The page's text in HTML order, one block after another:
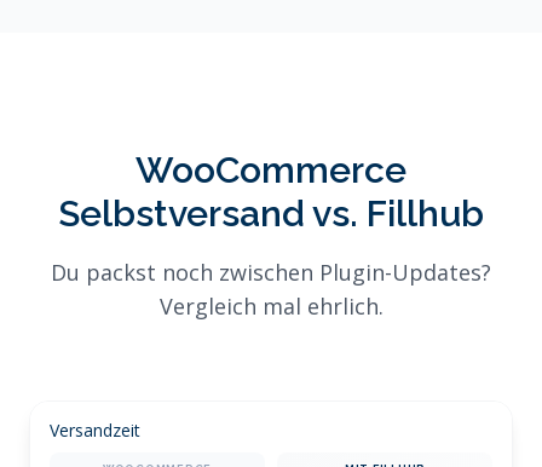
WooCommerce
Selbstversand vs. Fillhub
Du packst noch zwischen Plugin-Updates?
Vergleich mal ehrlich.
Versandzeit